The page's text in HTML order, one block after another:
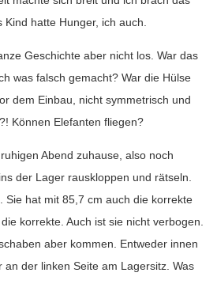
hatte Hunger, ich auch.
Geschichte aber nicht los. War das
was falsch gemacht? War die Hülse
dem Einbau, nicht symmetrisch und
Können Elefanten fliegen?
Abend zuhause, also noch
der Lager rauskloppen und rätseln.
Sie hat mit 85,7 cm auch die korrekte
korrekte. Auch ist sie nicht verbogen.
aber kommen. Entweder innen
der linken Seite am Lagersitz. Was